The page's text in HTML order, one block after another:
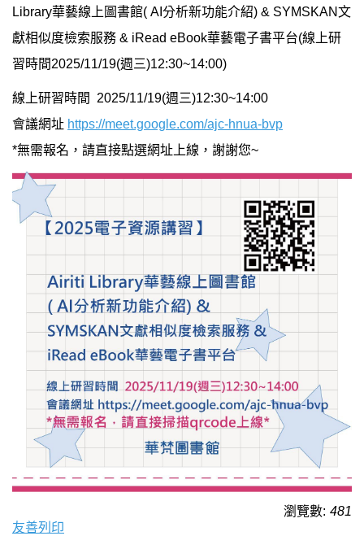
Library華藝線上圖書館( AI分析新功能介紹) & SYMSKAN文
獻相似度檢索服務 & iRead eBook華藝電子書平台(線上研
習時間2025/11/19(週三)12:30~14:00)
線上研習時間 2025/11/19(週三)12:30~14:00
會議網址 https://meet.google.com/ajc-hnua-bvp
*無需報名，請直接點選網址上線，謝謝您~
瀏覽數: 481
友善列印